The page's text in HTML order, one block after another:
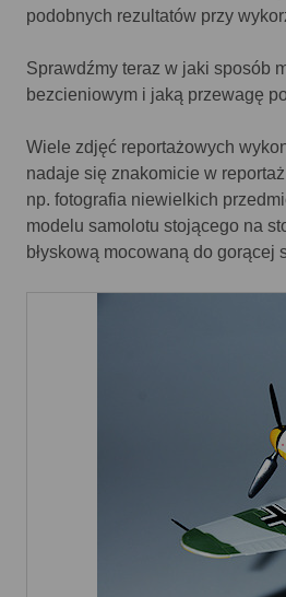
podobnych rezultatów przy
Sprawdźmy teraz w jaki sposób
bezcieniowym i jaką przewagę
Wiele zdjęć reportażowych
nadaje się znakomicie w
np. fotografia niewielkich
modelu samolotu stojącego na
błyskową mocowaną do gorącej